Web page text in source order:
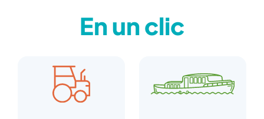
En un clic